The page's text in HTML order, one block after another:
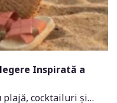
Inspirată a
plajă, cocktailuri și…